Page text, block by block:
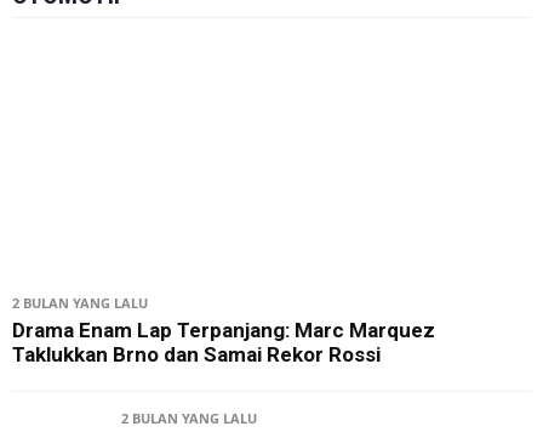
2 BULAN YANG LALU
Drama Enam Lap Terpanjang: Marc Marquez
Taklukkan Brno dan Samai Rekor Rossi
2 BULAN YANG LALU